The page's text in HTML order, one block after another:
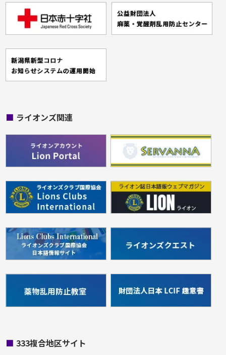
■ ライオンズ関連
■ 333複合地区サイト